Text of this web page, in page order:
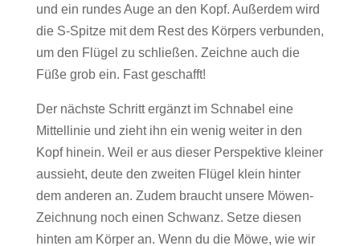
und ein rundes Auge an den Kopf. Außerdem wird
die S-Spitze mit dem Rest des Körpers verbunden,
um den Flügel zu schließen. Zeichne auch die
Füße grob ein. Fast geschafft!
Der nächste Schritt ergänzt im Schnabel eine
Mittellinie und zieht ihn ein wenig weiter in den
Kopf hinein. Weil er aus dieser Perspektive kleiner
aussieht, deute den zweiten Flügel klein hinter
dem anderen an. Zudem braucht unsere Möwen-
Zeichnung noch einen Schwanz. Setze diesen
hinten am Körper an. Wenn du die Möwe, wie wir